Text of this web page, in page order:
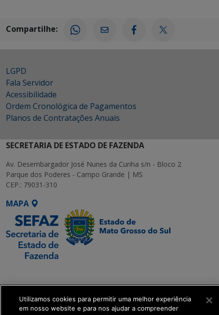
Compartilhe:
LGPD
Fala Servidor
Acessibilidade
Ordem Cronológica de Pagamentos
Planos de Contratações Anuais
SECRETARIA DE ESTADO DE FAZENDA
Av. Desembargador José Nunes da Cunha s/n - Bloco 2
Parque dos Poderes - Campo Grande | MS
CEP.: 79031-310
MAPA
Executiva de
Transformação Digital
Utilizamos cookies para permitir uma melhor experiência
em nosso website e para nos ajudar a compreender